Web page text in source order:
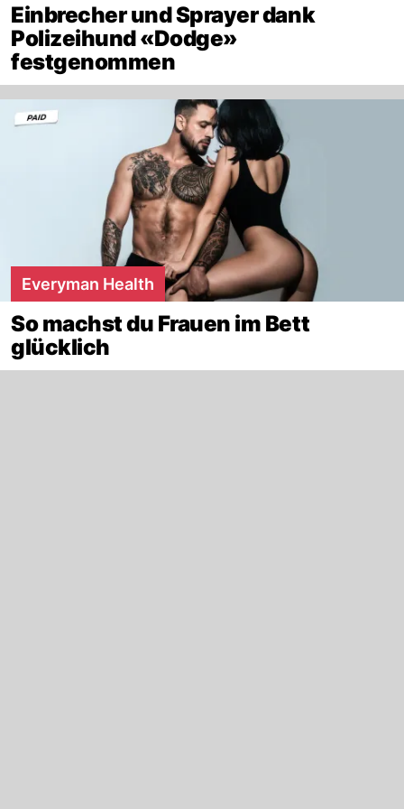
Einbrecher und Sprayer dank
Polizeihund «Dodge»
festgenommen
Everyman Health
So machst du Frauen im Bett
glücklich